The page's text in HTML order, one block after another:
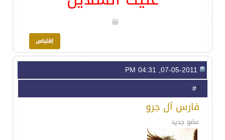
7
فارس آل جرو
عضو جديد